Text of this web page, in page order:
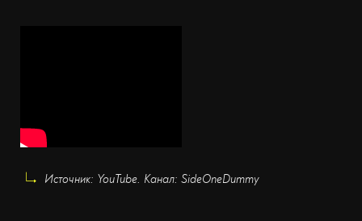
Источник: YouTube. Канал: SideOneDummy